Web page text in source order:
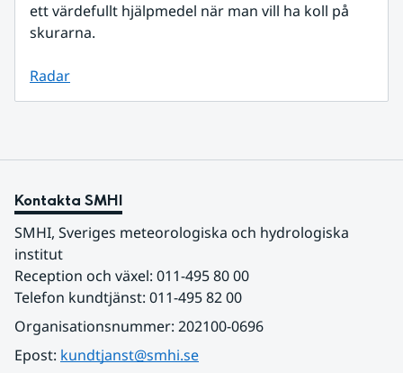
ett värdefullt hjälpmedel när man vill ha koll på
skurarna.
Radar
Kontakta SMHI
SMHI, Sveriges meteorologiska och hydrologiska
institut
Reception och växel: 011-495 80 00
Telefon kundtjänst: 011-495 82 00
Organisationsnummer: 202100-0696
Epost: kundtjanst@smhi.se